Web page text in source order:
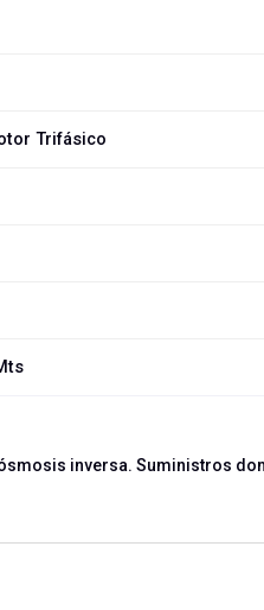
Trifásico
inversa. Suministros